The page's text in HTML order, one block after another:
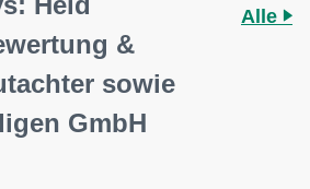
&
sowie
GmbH
Alle